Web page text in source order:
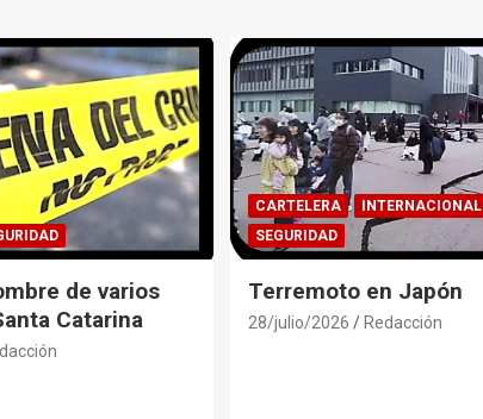
de varios
Catarina
CARTELERA
INTERNACIONAL
SEGURIDAD
Terremoto en Japón
28/julio/2026 Redacción